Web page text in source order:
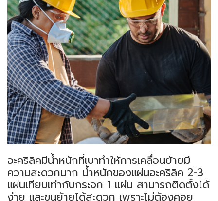
อะคริลิคมีน้ำหนักที่เบาทำให้การเคลื่อนย้ายมี
ความสะดวกมาก น้ำหนักของแผ่นอะคริลิค 2-3
แผ่นเทียบเท่ากับกระจก 1 แผ่น สามารถติดตั้งได้
ง่าย และขนย้ายได้สะดวก เพราะไม่ต้องคอย